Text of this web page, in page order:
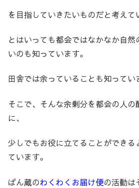
を目指していきたいものだと考えて
とはいっても都会ではなかなか自然
いのも知っています。
田舎では余っていることも知ってい
そこで、そんな余剰分を都会の人の
に、
少しでもお役に立てることができる
ています。
ぱん蔵のわくわくお届け便の活動は